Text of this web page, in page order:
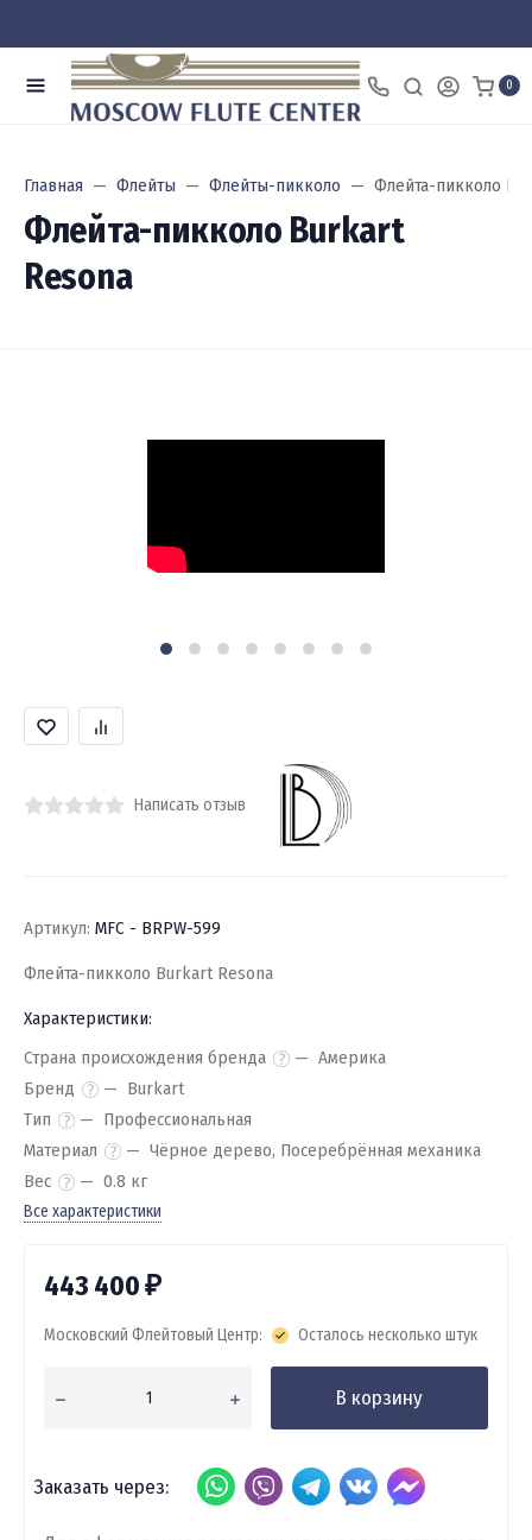
0
Главная Флейты Флейты-пикколо Флейта-пикколо
Флейта-пикколо Burkart
Resona
Написать отзыв
Артикул: MFC - BRPW-599
Флейта-пикколо Burkart Resona
Характеристики:
Страна происхождения бренда
Америка
Бренд
Burkart
Тип
Профессиональная
Материал
Чёрное дерево, Посеребрённая механика
Вес
0.8 кг
Все характеристики
443 400₽
Московский Флейтовый Центр: Осталось несколько штук
В корзину
Заказать через: